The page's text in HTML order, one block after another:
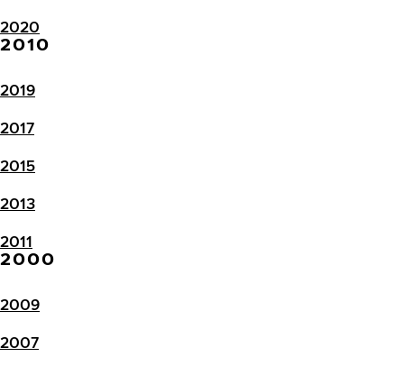
2020
2010
2019
2017
2015
2013
2011
2000
2009
2007